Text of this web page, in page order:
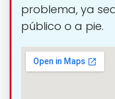
problema, ya
público o a pie.